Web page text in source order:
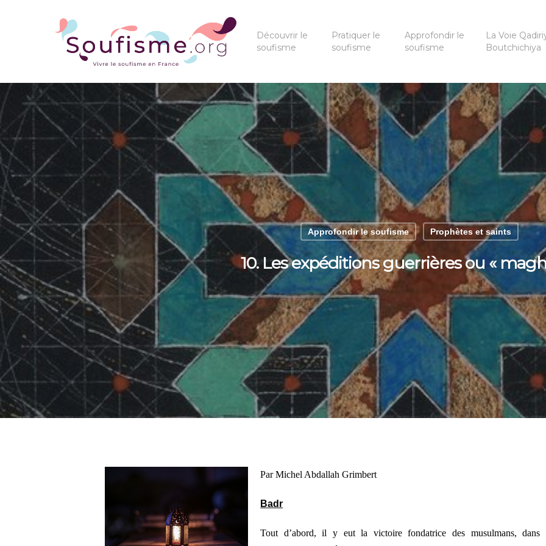
Découvrir le
soufisme
Pratiquer le
soufisme
Approfondir le
soufisme
La Voie
Boutchichiya
Approfondir le soufisme Prophètes et saints
10. Les expéditions guerrières ou «
Par Michel Abdallah Grimbert
Badr
Tout d’abord, il y eut la victoire fondatrice des musulmans, dans